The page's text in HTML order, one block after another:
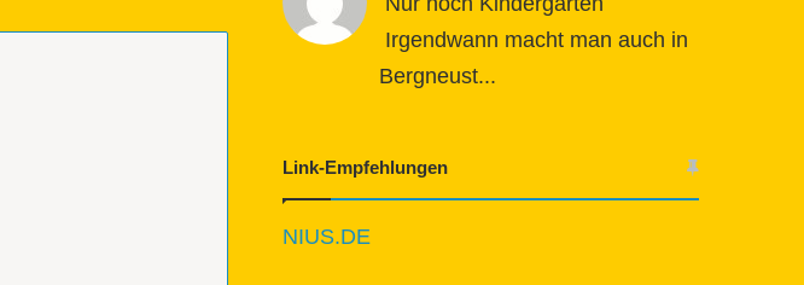
Irgendwann macht man auch in
Bergneust...
Link-Empfehlungen
NIUS.DE